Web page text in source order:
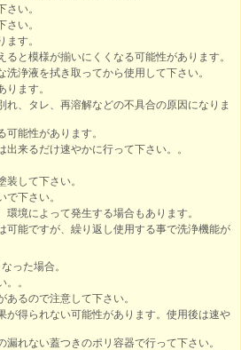
い。
い。
す。
と模様が揃いにくくなる可能性があります。
浄液を拭き取ってから使用して下さい。
ます。
れ、タレ、再溶解などの不具合の原因になりま
能性があります。
来るだけ速やかに行って下さい。。
して下さい。
下さい。
境によって発生する場合もあります。
可能ですが、繰り返し使用する事で洗浄機能が
った場合。
。
るので注意して下さい。
が得られない可能性があります。使用後は速や
れない蓋つきのポリ容器で行って下さい。